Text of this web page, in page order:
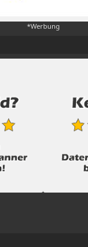
*Werbung